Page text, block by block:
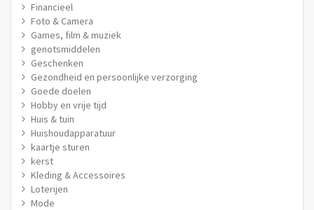
Financieel
Foto & Camera
Games, film & muziek
genotsmiddelen
Geschenken
Gezondheid en persoonlijke verzorging
Goede doelen
Hobby en vrije tijd
Huis & tuin
Huishoudapparatuur
kaartje sturen
kerst
Kleding & Accessoires
Loterijen
Mode